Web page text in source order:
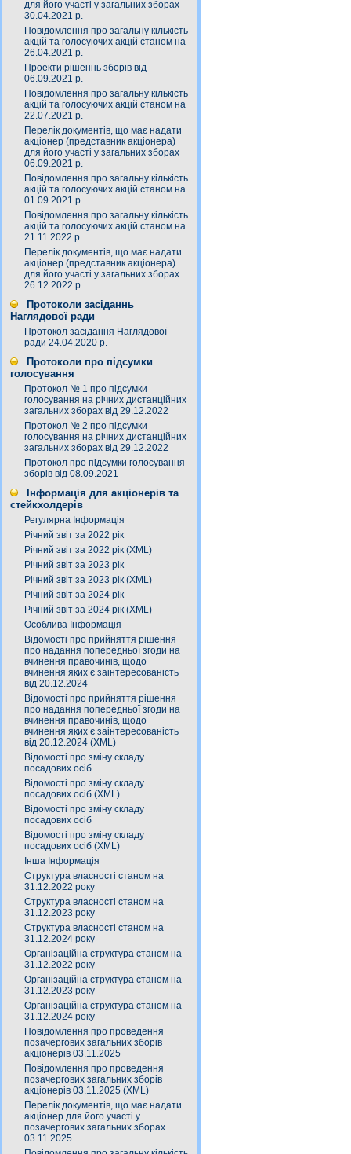
для його участі у загальних зборах
30.04.2021 р.
Повідомлення про загальну кількість
акцій та голосуючих акцій станом на
26.04.2021 р.
Проекти рішеннь зборів від
06.09.2021 р.
Повідомлення про загальну кількість
акцій та голосуючих акцій станом на
22.07.2021 р.
Перелік документів, що має надати
акціонер (представник акціонера)
для його участі у загальних зборах
06.09.2021 р.
Повідомлення про загальну кількість
акцій та голосуючих акцій станом на
01.09.2021 р.
Повідомлення про загальну кількість
акцій та голосуючих акцій станом на
21.11.2022 р.
Перелік документів, що має надати
акціонер (представник акціонера)
для його участі у загальних зборах
26.12.2022 р.
Протоколи засіданнь
Наглядової ради
Протокол засідання Наглядової
ради 24.04.2020 р.
Протоколи про підсумки
голосування
Протокол № 1 про підсумки
голосування на річних дистанційних
загальних зборах від 29.12.2022
Протокол № 2 про підсумки
голосування на річних дистанційних
загальних зборах від 29.12.2022
Протокол про підсумки голосування
зборів від 08.09.2021
Інформація для акціонерів та
стейкхолдерів
Регулярна Інформація
Річний звіт за 2022 рік
Річний звіт за 2022 рік (XML)
Річний звіт за 2023 рік
Річний звіт за 2023 рік (XML)
Річний звіт за 2024 рік
Річний звіт за 2024 рік (XML)
Особлива Інформація
Відомості про прийняття рішення
про надання попередньої згоди на
вчинення правочинів, щодо
вчинення яких є заінтересованість
від 20.12.2024
Відомості про прийняття рішення
про надання попередньої згоди на
вчинення правочинів, щодо
вчинення яких є заінтересованість
від 20.12.2024 (XML)
Відомості про зміну складу
посадових осіб
Відомості про зміну складу
посадових осіб (XML)
Відомості про зміну складу
посадових осіб
Відомості про зміну складу
посадових осіб (XML)
Інша Інформація
Структура власності станом на
31.12.2022 року
Структура власності станом на
31.12.2023 року
Структура власності станом на
31.12.2024 року
Організаційна структура станом на
31.12.2022 року
Організаційна структура станом на
31.12.2023 року
Організаційна структура станом на
31.12.2024 року
Повідомлення про проведення
позачергових загальних зборів
акціонерів 03.11.2025
Повідомлення про проведення
позачергових загальних зборів
акціонерів 03.11.2025 (XML)
Перелік документів, що має надати
акціонер для його участі у
позачергових загальних зборах
03.11.2025